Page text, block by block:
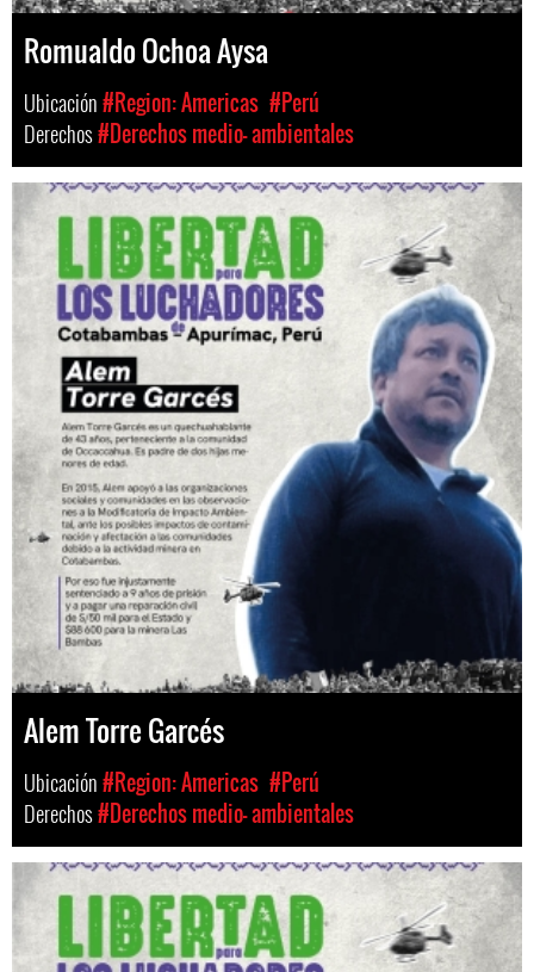
Romualdo Ochoa Aysa
Ubicación#Region: Americas #Perú
Derechos#Derechos medio- ambientales
Alem Torre Garcés
Ubicación#Region: Americas #Perú
Derechos#Derechos medio- ambientales